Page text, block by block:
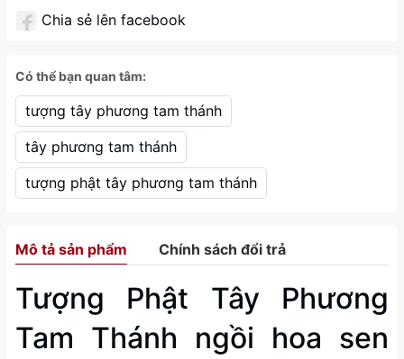
Chia sẻ lên facebook
Có thể bạn quan tâm:
tượng tây phương tam thánh
tây phương tam thánh
tượng phật tây phương tam thánh
Mô tả sản phẩm Chính sách đổi trả
Tượng Phật Tây Phương
Tam Thánh ngồi hoa sen